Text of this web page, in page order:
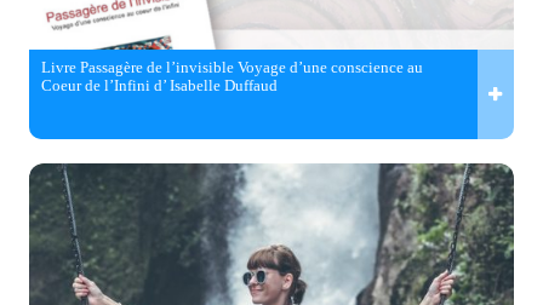
Livre Passagère de l’invisible Voyage d’une conscience au
Coeur de l’Infini d’ Isabelle Duffaud